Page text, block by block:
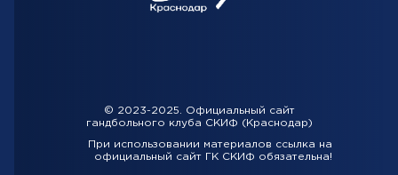
© 2023-2025. Официальный сайт
гандбольного клуба СКИФ (Краснодар)
При использовании материалов ссылка на
официальный сайт ГК СКИФ обязательна!